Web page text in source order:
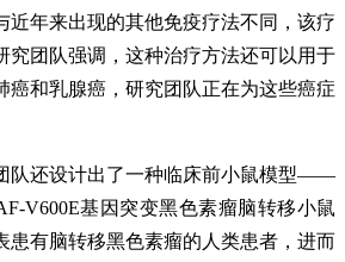
近年来出现的其他免疫疗法不同，该疗
究团队强调，这种治疗方法还可以用于
癌和乳腺癌，研究团队正在为这些癌症
队还设计出了一种临床前小鼠模型——
V600E基因突变黑色素瘤脑转移小鼠
患有脑转移黑色素瘤的人类患者，进而